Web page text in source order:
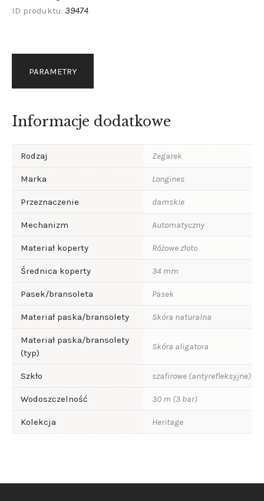
ID produktu: 39474
PARAMETRY
Informacje dodatkowe
Rodzaj Zegarek
Marka Longines
Przeznaczenie damskie
Mechanizm Automatyczny
Materiał koperty Różowe złoto
Średnica koperty 34 mm
Pasek/bransoleta Pasek
Materiał paska/bransolety Skóra naturalna
Materiał paska/bransolety
(typ)
Skóra aligatora
Szkło szafirowe (antyrefleksyjne)
Wodoszczelność 30 m (3 bar)
Kolekcja Heritage